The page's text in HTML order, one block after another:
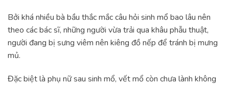
Bởi khá nhiều bà bầu thắc mắc câu hỏi sinh mổ bao lâu nên
theo các bác sĩ, những người vừa trải qua khâu phẫu thuật,
người đang bị sưng viêm nên kiêng đồ nếp để tránh bị mưng
mủ.
Đặc biệt là phụ nữ sau sinh mổ, vết mổ còn chưa lành không